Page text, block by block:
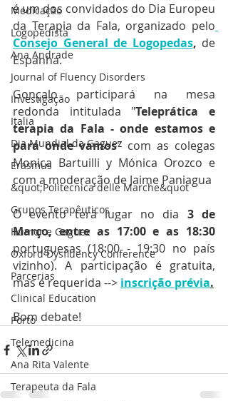
Medicação
Logopedista
Ana Andrade
Journal of Fluency Disorders
Investigação
Italia
Dia Mundial da Gaguez
Erasmus
&quot;Politecnica delle Marche&quot
Grupos Terapêuticos
Humor e Gaguez
Oxford Dysfluency Conference
Parcerias
Clinical Education
Porto
Telemedicina
Ana Rita Valente
Terapeuta da Fala
é um dos convidados do Dia Europeu
da Terapia da Fala, organizado pelo
Consejo General de Logopedas, de
Espanha.
Gonçalo participará na mesa
redonda intitulada "Teleprática e
terapia da Fala - onde estamos e
para onde vamos" com as colegas
Monica Bartuilli y Mónica Orozco e
com a moderação de Jaime Paniagua
O evento terá lugar no dia 3 de
Março, entre as 17:00 e as 18:30
portuguesas (18:00 - 19:30 no país
vizinho). A participação é gratuita,
mas é requerida --> inscrição prévia.
Bom debate!